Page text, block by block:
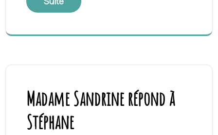
Madame Sandrine répond à
Stéphane